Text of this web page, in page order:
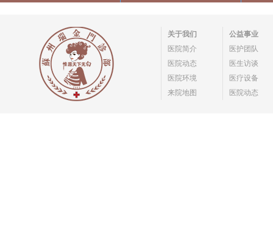
关于我们
医院简介
医院动态
医院环境
来院地图
公益事业
医护团队
医生访谈
医疗设备
医院动态